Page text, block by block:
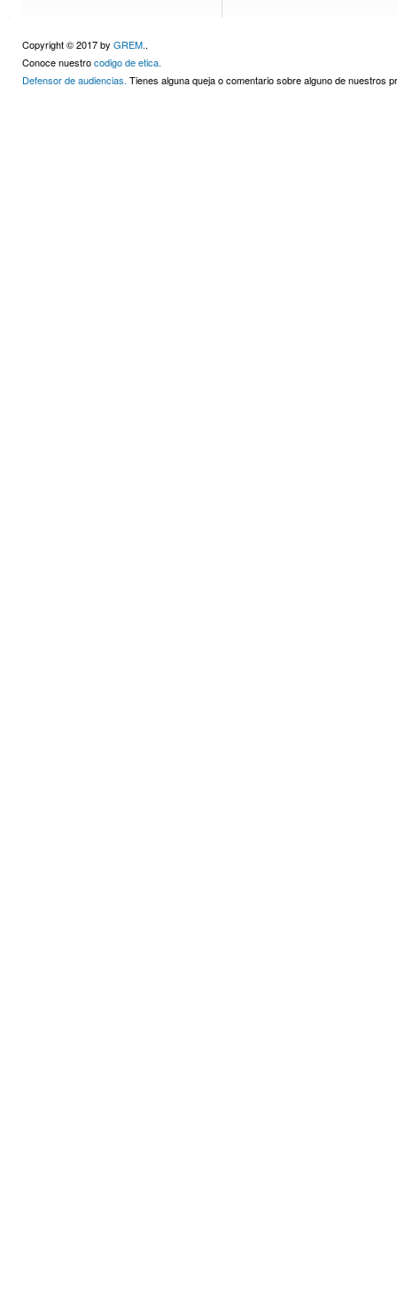
Copyright © 2017 by GREM..
Conoce nuestrocodigo de etica.
Defensor de audiencias. Tienes alguna queja o comentario sobre alguno de nuestros